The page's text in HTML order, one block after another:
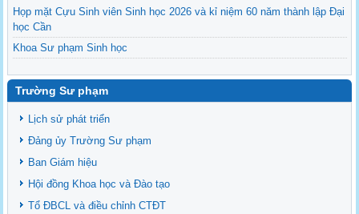
Họp mặt Cựu Sinh viên Sinh học 2026 và kỉ niệm 60 năm thành lập Đại
học Cần
Khoa Sư phạm Sinh học
Mời họp mặt Cựu Sinh viên Bộ môn Sư phạm Sinh học 2024
Trường Sư phạm
Lịch sử phát triển
Đảng ủy Trường Sư phạm
Ban Giám hiệu
Hội đồng Khoa học và Đào tạo
Tổ ĐBCL và điều chỉnh CTĐT